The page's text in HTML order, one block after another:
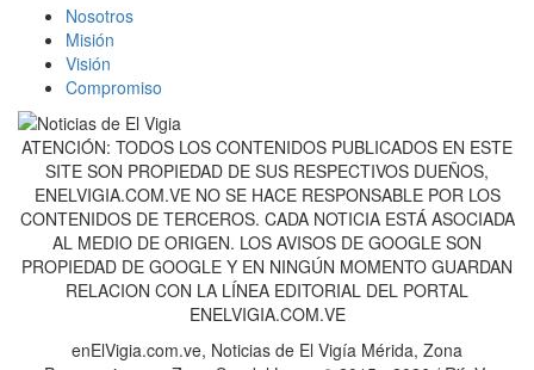
Nosotros
Misión
Visión
Compromiso
ATENCIÓN: TODOS LOS CONTENIDOS PUBLICADOS EN ESTE
SITE SON PROPIEDAD DE SUS RESPECTIVOS DUEÑOS,
ENELVIGIA.COM.VE NO SE HACE RESPONSABLE POR LOS
CONTENIDOS DE TERCEROS. CADA NOTICIA ESTÁ ASOCIADA
AL MEDIO DE ORIGEN. LOS AVISOS DE GOOGLE SON
PROPIEDAD DE GOOGLE Y EN NINGÚN MOMENTO GUARDAN
RELACION CON LA LÍNEA EDITORIAL DEL PORTAL
ENELVIGIA.COM.VE
enElVigia.com.ve, Noticias de El Vigía Mérida, Zona